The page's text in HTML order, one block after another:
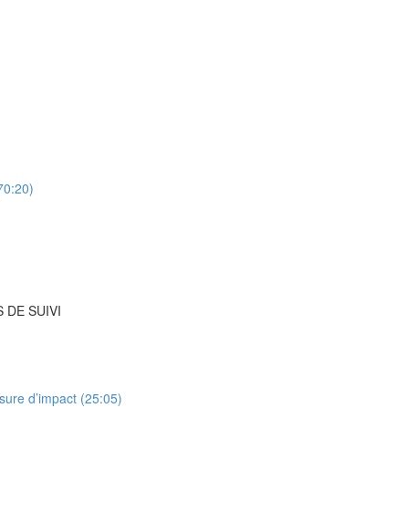
DE SUIVI
d’impact (25:05)